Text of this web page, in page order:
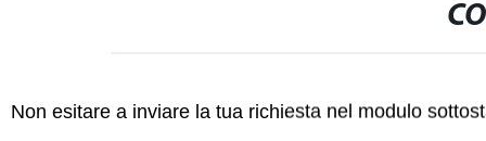
Non esitare a inviare la tua richiesta nel modulo